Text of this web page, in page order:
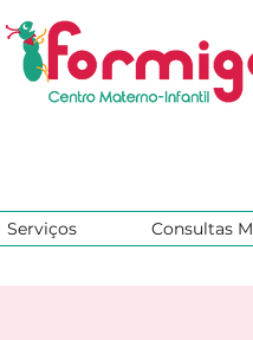
Serviços Consultas